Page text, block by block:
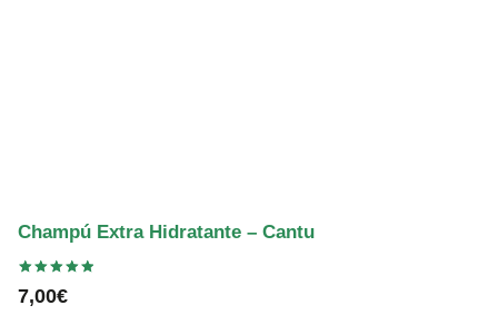
Champú Extra Hidratante – Cantu
Valorado
con
7,00€